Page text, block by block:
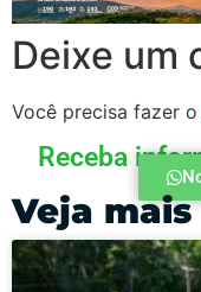
Deixe um
Você precisa fazer o
Receba
Veja mais